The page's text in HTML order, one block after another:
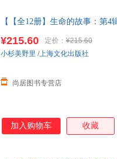
【【全12册】生命的故事：第
¥215.60 定价： ¥215.60
尚居图书专营店
小杉美野里 /上海文化出版社
加入购物车 收藏